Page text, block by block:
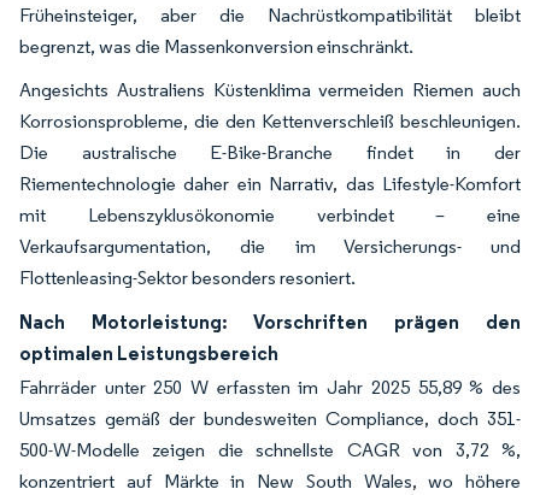
Früheinsteiger, aber die Nachrüstkompatibilität bleibt
begrenzt, was die Massenkonversion einschränkt.
Angesichts Australiens Küstenklima vermeiden Riemen auch
Korrosionsprobleme, die den Kettenverschleiß beschleunigen.
Die australische E-Bike-Branche findet in der
Riementechnologie daher ein Narrativ, das Lifestyle-Komfort
mit Lebenszyklusökonomie verbindet – eine
Verkaufsargumentation, die im Versicherungs- und
Flottenleasing-Sektor besonders resoniert.
Nach Motorleistung: Vorschriften prägen den
optimalen Leistungsbereich
Fahrräder unter 250 W erfassten im Jahr 2025 55,89 % des
Umsatzes gemäß der bundesweiten Compliance, doch 351-
500-W-Modelle zeigen die schnellste CAGR von 3,72 %,
konzentriert auf Märkte in New South Wales, wo höhere